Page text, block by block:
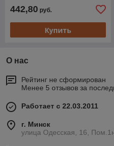
442,80 руб.
Купить
О нас
Рейтинг не сформирован
Менее 5 отзывов за
Работает с 22.03.2011
г. Минск
улица Одесская, 16,